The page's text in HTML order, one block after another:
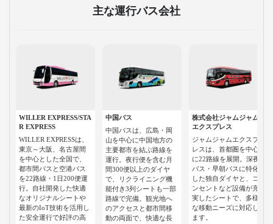
主な運行バス会社
WILLER EXPRESS/STA
R EXPRESS
WILLER EXPRESSは、
東京～大阪、名古屋間
を中心とした全国で、
都市間バスと空港バス
を22路線・1日200便運
行。自社開発した快適
なオリジナルシートや
最新のIoT技術を活用し
た安全運行で好評の高
中国バス
中国バスは、広島・岡
山を中心に中国地方の
主要都市を結ぶ路線を
運行。夜行便を含む月
間300便以上のダイヤ
で、リクライニング機
能付き3列シートも一部
路線で完備。観光地へ
のアクセスと都市間移
動の両面で、快適な長
株式会社ジャムジャム
エクスプレス
ジャムジャムエクスプ
レスは、首都圏を中心
に22路線を展開。深夜
バス・早朝バスに特化
した独自ダイヤと、コ
ンセントなど設備が充
実したシートで、多様
な移動ニーズに対応し
ます。